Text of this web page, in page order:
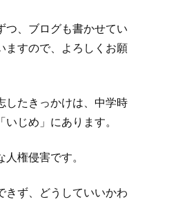
つ、ブログも書かせてい
ますので、よろしくお願
したきっかけは、中学時
いじめ」にあります。
人権侵害です。
きず、どうしていいかわ